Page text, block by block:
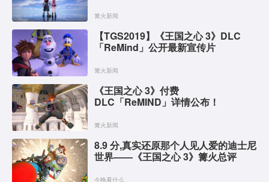
篝火新闻
【TGS2019】《王国之心 3》DLC
「ReMind」公开最新宣传片
篝火新闻
《王国之心 3》付费
DLC「ReMIND」详情公布！
篝火新闻
8.9 分,真实还原那个人见人爱的迪士尼
世界——《王国之心 3》篝火总评
今晚看什么